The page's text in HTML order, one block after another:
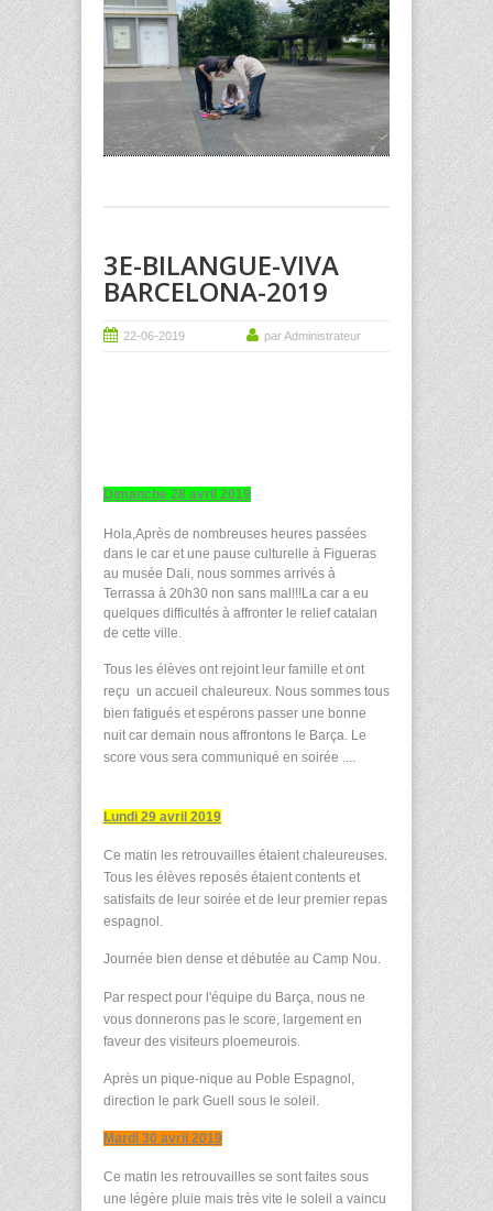
3E-BILANGUE-VIVA
BARCELONA-2019
22-06-2019 par Administrateur
Dimanche 28 avril 2019
Hola,Après de nombreuses heures passées
dans le car et une pause culturelle à Figueras
au musée Dali, nous sommes arrivés à
Terrassa à 20h30 non sans mal!!!La car a eu
quelques difficultés à affronter le relief catalan
de cette ville.
Tous les élèves ont rejoint leur famille et ont
reçu un accueil chaleureux. Nous sommes tous
bien fatigués et espérons passer une bonne
nuit car demain nous affrontons le Barça. Le
score vous sera communiqué en soirée ....
Lundi 29 avril 2019
Ce matin les retrouvailles étaient chaleureuses.
Tous les élèves reposés étaient contents et
satisfaits de leur soirée et de leur premier repas
espagnol.
Journée bien dense et débutée au Camp Nou.
Par respect pour l'équipe du Barça, nous ne
vous donnerons pas le score, largement en
faveur des visiteurs ploemeurois.
Après un pique-nique au Poble Espagnol,
direction le park Guell sous le soleil.
Mardi 30 avril 2019
Ce matin les retrouvailles se sont faites sous
une légère pluie mais très vite le soleil a vaincu